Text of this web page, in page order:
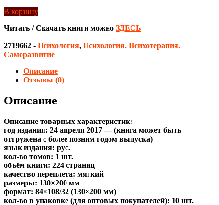
В корзину
Читать / Скачать книги можно ЗДЕСЬ
2719662 - Психология, Психология. Психотерапия.
Саморазвитие
Описание
Отзывы (0)
Описание
Описание товарных характеристик:
год издания: 24 апреля 2017 — (книга может быть
отгружена c более позним годом выпуска)
язык издания: рус.
кол-во томов: 1 шт.
объём книги: 224 страниц
качество переплета: мягкий
размеры: 130×200 мм
формат: 84×108/32 (130×200 мм)
кол-во в упаковке (для оптовых покупателей): 10 шт.